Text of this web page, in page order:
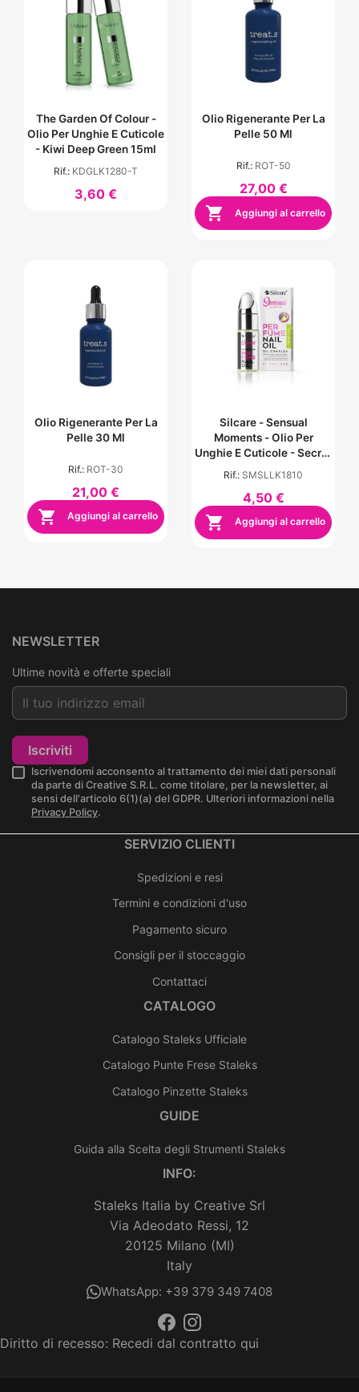
The Garden Of Colour -
Olio Per Unghie E Cuticole
- Kiwi Deep Green 15ml
Rif.: KDGLK1280-T
3,60 €
Olio Rigenerante Per La
Pelle 50 Ml
Rif.: ROT-50
27,00 €
 Aggiungi al carrello
Olio Rigenerante Per La
Pelle 30 Ml
Rif.: ROT-30
21,00 €
 Aggiungi al carrello
Silcare - Sensual
Moments - Olio Per
Unghie E Cuticole - Secret
Rif.: SMSLLK1810
4,50 €
 Aggiungi al carrello
NEWSLETTER
Ultime novità e offerte speciali
Iscriviti
Iscrivendomi acconsento al trattamento dei miei dati personali
da parte di Creative S.R.L. come titolare, per la newsletter, ai
sensi dell'articolo 6(1)(a) del GDPR. Ulteriori informazioni nella
Privacy Policy.
SERVIZIO CLIENTI
Spedizioni e resi
Termini e condizioni d'uso
Pagamento sicuro
Consigli per il stoccaggio
Contattaci
CATALOGO
Catalogo Staleks Ufficiale
Catalogo Punte Frese Staleks
Catalogo Pinzette Staleks
GUIDE
Guida alla Scelta degli Strumenti Staleks
INFO:
Staleks Italia by Creative Srl
Via Adeodato Ressi, 12
20125 Milano (MI)
Italy
WhatsApp: +39 379 349 7408
Diritto di recesso: Recedi dal contratto qui